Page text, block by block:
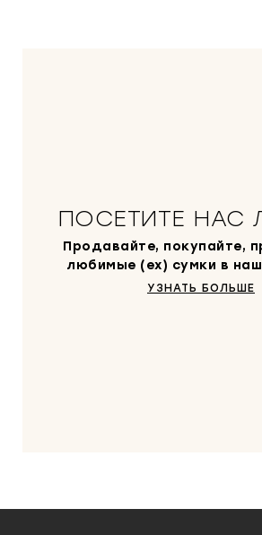
ПОСЕТИТЕ НАС
Продавайте, покупайте,
любимые (ex) сумки в
УЗНАТЬ БОЛЬШЕ